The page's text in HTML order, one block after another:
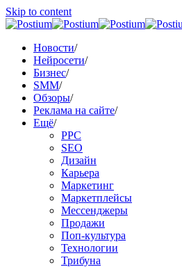
Skip to content
Новости/
Нейросети/
Бизнес/
SMM/
Обзоры/
Реклама на сайте/
Ещё/
PPC
SEO
Дизайн
Карьера
Маркетинг
Маркетплейсы
Мессенджеры
Продажи
Поп-культура
Технологии
Трибуна